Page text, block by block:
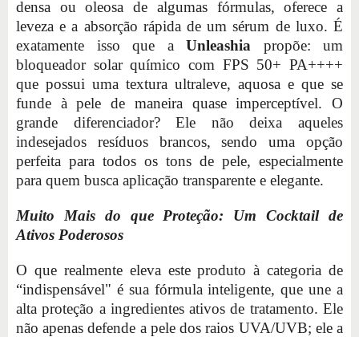
densa ou oleosa de algumas fórmulas, oferece a
leveza e a absorção rápida de um sérum de luxo. É
exatamente isso que a Unleashia propõe: um
bloqueador solar químico com FPS 50+ PA++++
que possui uma textura ultraleve, aquosa e que se
funde à pele de maneira quase imperceptível. O
grande diferenciador? Ele não deixa aqueles
indesejados resíduos brancos, sendo uma opção
perfeita para todos os tons de pele, especialmente
para quem busca aplicação transparente e elegante.
Muito Mais do que Proteção: Um Cocktail de
Ativos Poderosos
O que realmente eleva este produto à categoria de
“indispensável" é sua fórmula inteligente, que une a
alta proteção a ingredientes ativos de tratamento. Ele
não apenas defende a pele dos raios UVA/UVB; ele a